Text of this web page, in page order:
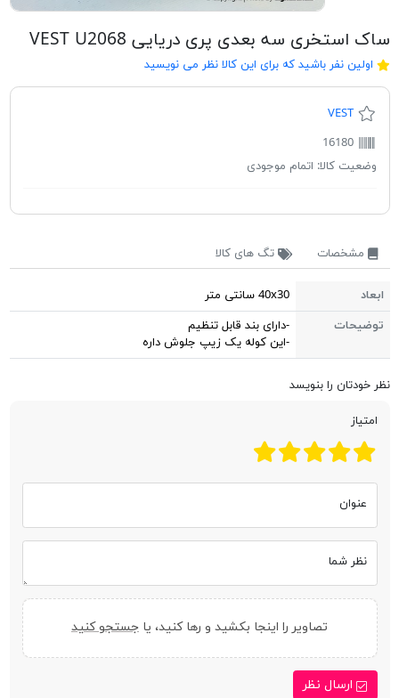
ساک استخری سه بعدی پری دریایی VEST U2068
اولین نفر باشید که برای این کالا نظر می نویسید
VEST
16180
وضعیت کالا: اتمام موجودی
مشخصات تگ های کالا
ابعاد
40x30 سانتی متر
توضیحات
-دارای بند قابل تنظیم
-این کوله یک زیپ جلوش داره
نظر خودتان را بنویسد
امتیاز
عنوان
نظر شما
تصاویر را اینجا بکشید و رها کنید، یا جستجو کنید
ارسال نظر